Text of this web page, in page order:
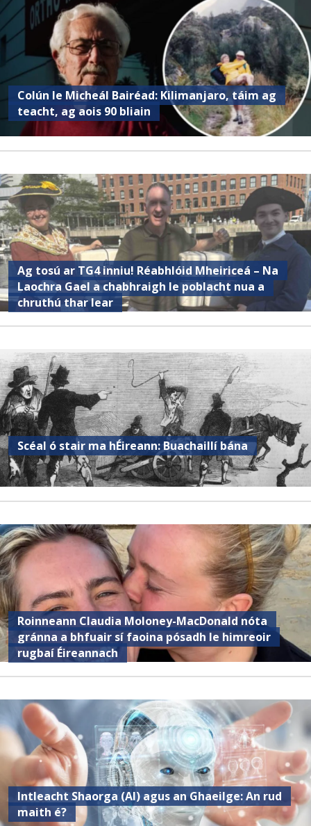
Colún le Micheál Bairéad: Kilimanjaro, táim ag
teacht, ag aois 90 bliain
Ag tosú ar TG4 inniu! Réabhlóid Mheiriceá – Na
Laochra Gael a chabhraigh le poblacht nua a
chruthú thar lear
Scéal ó stair ma hÉireann: Buachaillí bána
Roinneann Claudia Moloney-MacDonald nóta
gránna a bhfuair sí faoina pósadh le himreoir
rugbaí Éireannach
Intleacht Shaorga (AI) agus an Ghaeilge: An rud
maith é?